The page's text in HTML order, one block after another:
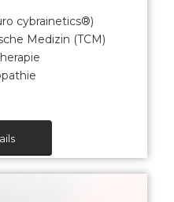
cybrainetics®)
Medizin (TCM)